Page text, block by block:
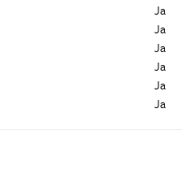
Ja
Ja
Ja
Ja
Ja
Ja